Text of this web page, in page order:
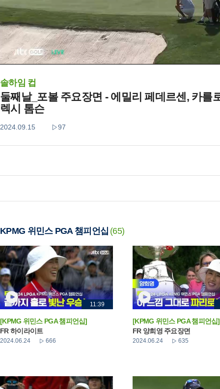
솔하임 컵
둘째날_포볼 주요장면 - 에밀리 페데르센, 카를
렉시 톰슨
2024.09.15 97
KPMG 위민스 PGA 챔피언십 (65)
11:39
[KPMG 위민스 PGA 챔피언십]
FR 하이라이트
2024.06.24 666
[KPMG 위민스 PGA 챔피언십]
FR 양희영 주요장면
2024.06.24 635